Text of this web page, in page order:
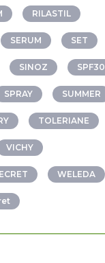
RILASTIL
SERUM SET
SINOZ SPF30
SPRAY SUMMER
TOLERIANE
VICHY
WELEDA